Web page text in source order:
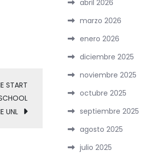
START
UNL
abril 2026
marzo 2026
enero 2026
diciembre 2025
noviembre 2025
octubre 2025
septiembre 2025
agosto 2025
julio 2025